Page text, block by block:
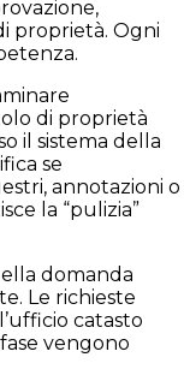
proprietà. Ogni
di proprietà
il sistema della
se
annotazioni o
la “pulizia”
domanda
Le richieste
catasto
vengono